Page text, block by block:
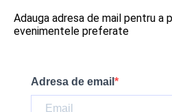
Adauga adresa de mail pentru a
evenimentele preferate
Adresa de email